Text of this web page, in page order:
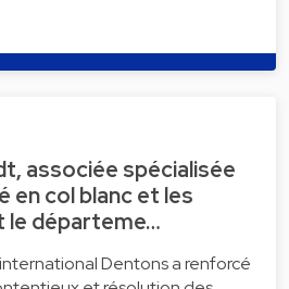
associée spécialisée
en col blanc et les
le départeme…
Dentons a renforcé